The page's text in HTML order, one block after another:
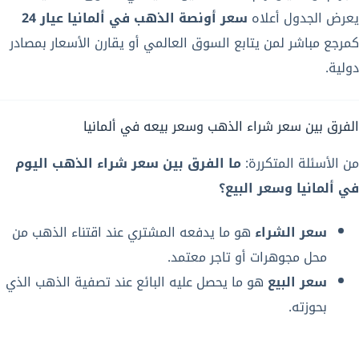
يعرض الجدول أعلاه سعر أونصة الذهب في ألمانيا عيار 24
كمرجع مباشر لمن يتابع السوق العالمي أو يقارن الأسعار بمصادر
دولية.
الفرق بين سعر شراء الذهب وسعر بيعه في ألمانيا
من الأسئلة المتكررة: ما الفرق بين سعر شراء الذهب اليوم
في ألمانيا وسعر البيع؟
سعر الشراء هو ما يدفعه المشتري عند اقتناء الذهب من
محل مجوهرات أو تاجر معتمد.
سعر البيع هو ما يحصل عليه البائع عند تصفية الذهب الذي
بحوزته.